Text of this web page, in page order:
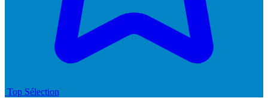
Top Sélection